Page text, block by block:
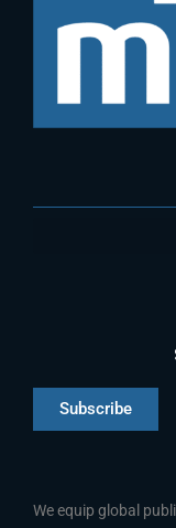
Subscribe
We equip global